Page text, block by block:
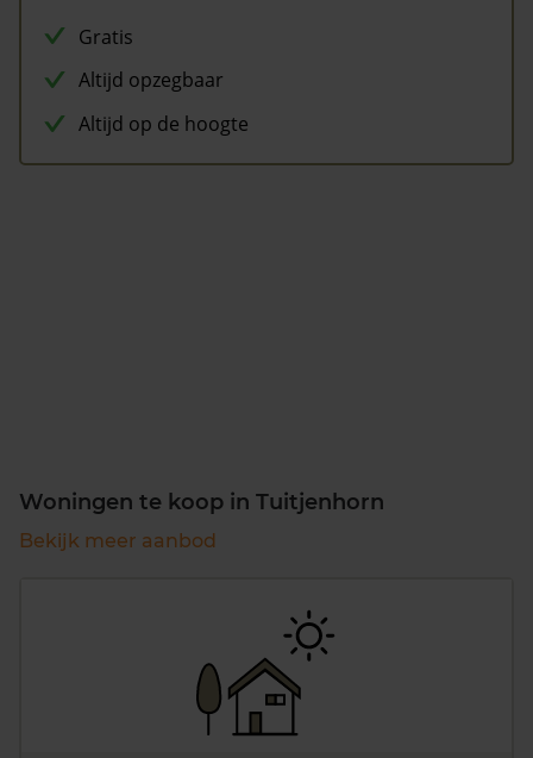
Gratis
Altijd opzegbaar
Altijd op de hoogte
Woningen te koop in Tuitjenhorn
Bekijk meer aanbod